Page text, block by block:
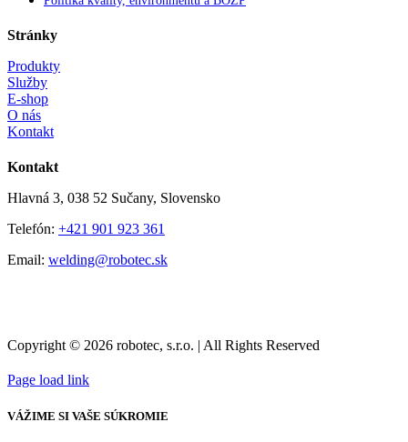
Stránky
Produkty
Služby
E-shop
O nás
Kontakt
Kontakt
Hlavná 3, 038 52 Sučany, Slovensko
Telefón: +421 901 923 361
Email: welding@robotec.sk
Copyright © 2026 robotec, s.r.o. | All Rights Reserved
Page load link
VÁŽIME SI VAŠE SÚKROMIE